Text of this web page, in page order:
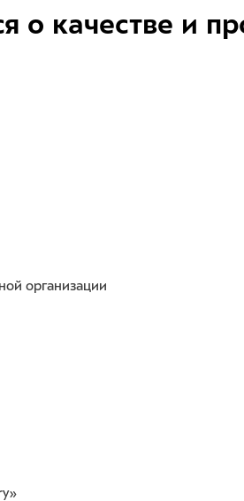
о качестве и
организации